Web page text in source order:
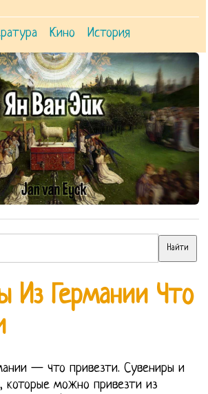
Кино История
Из Германии Что
— что привезти. Сувениры и
которые можно привезти из